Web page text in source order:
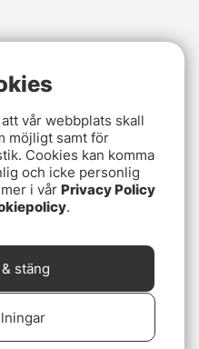
vår webbplats skall
möjligt samt för
Cookies kan komma
och icke personlig
i vår Privacy Policy
.
stäng